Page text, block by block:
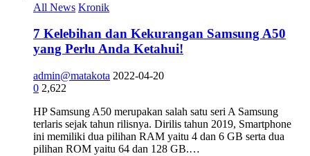
All News Kronik
7 Kelebihan dan Kekurangan Samsung A50
yang Perlu Anda Ketahui!
admin@matakota 2022-04-20
0 2,622
HP Samsung A50 merupakan salah satu seri A Samsung
terlaris sejak tahun rilisnya. Dirilis tahun 2019, Smartphone
ini memiliki dua pilihan RAM yaitu 4 dan 6 GB serta dua
pilihan ROM yaitu 64 dan 128 GB.…